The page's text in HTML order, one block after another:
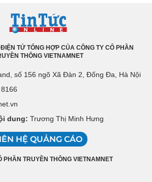
TỬ TỔNG HỢP CỦA CÔNG TY CỔ PHẦN
THÔNG VIETNAMNET
số 156 ngõ Xã Đàn 2, Đống Đa, Hà Nội
dung: Trương Thị Minh Hưng
HỆ QUẢNG CÁO
PHẦN TRUYỀN THÔNG VIETNAMNET